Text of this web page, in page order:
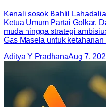
Kenali sosok Bahlil
Ketua Umum Partai Golkar.
muda hingga strategi
Gas Masela untuk
Aditya Y PradhanaAug 7,